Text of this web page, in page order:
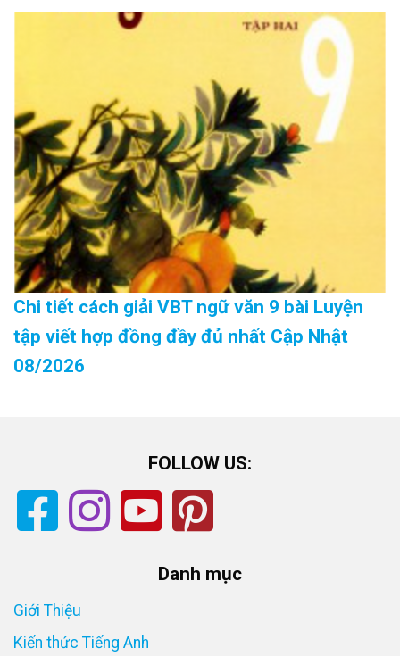
Chi tiết cách giải VBT ngữ văn 9 bài Luyện
tập viết hợp đồng đầy đủ nhất Cập Nhật
08/2026
FOLLOW US:
Danh mục
Giới Thiệu
Kiến thức Tiếng Anh